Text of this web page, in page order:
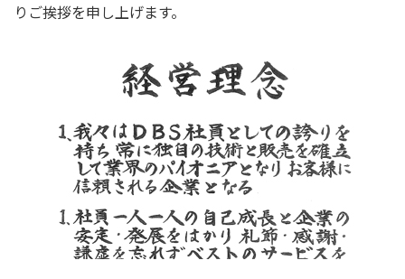
りご挨拶を申し上げます。